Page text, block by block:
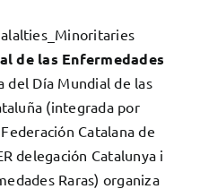
de las Enfermedades
del Día Mundial de las
(integrada por
Catalana de
delegación Catalunya i
Raras) organiza